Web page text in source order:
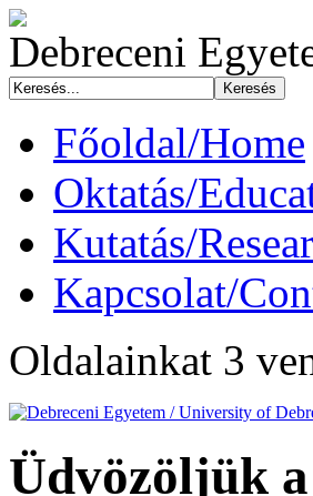
Debreceni
Főoldal/Home
Oktatás/
Kutatás/
Kapcsolat/
Oldalainkat 3
Üdvözöljük